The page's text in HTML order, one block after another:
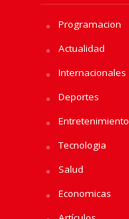
Programacion
Actualidad
Internacionales
Deportes
Entretenimiento
Tecnologia
Salud
Economicas